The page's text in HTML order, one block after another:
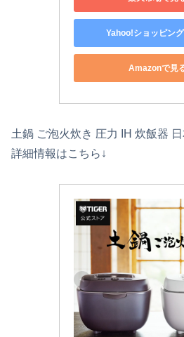
Yahoo!ショッピン
Amazonで見
土鍋 ご泡火炊き 圧力 IH 炊飯器
詳細情報はこちら↓